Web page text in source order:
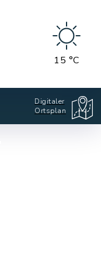
15 °C
Digitaler
Ortsplan